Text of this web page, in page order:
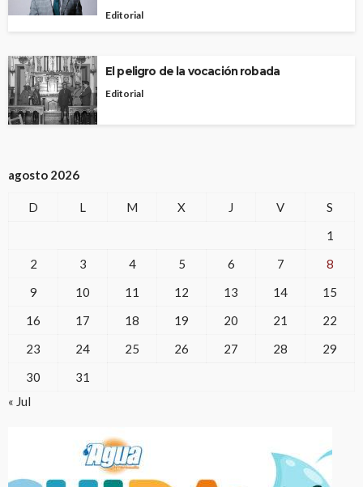
Editorial
El peligro de la vocación robada
Editorial
agosto 2026
D L M X J V
S
1
2
3 4 5 6 7
8
9
10 11 12 13 14
15
16
17 18 19 20 21
22
23
24 25 26 27 28
29
30
31
« Jul